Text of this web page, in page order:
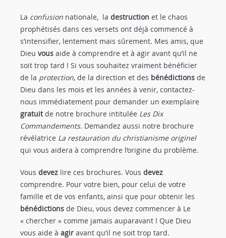
La confusion nationale, la destruction et le chaos
prophétisés dans ces versets ont déjà commencé à
s’intensifier, lentement mais sûrement. Mes amis, que
Dieu vous aide à comprendre et à agir avant qu’il ne
soit trop tard ! Si vous souhaitez vraiment bénéficier
de la protection, de la direction et des bénédictions de
Dieu dans les mois et les années à venir, contactez-
nous immédiatement pour demander un exemplaire
gratuitde notre brochure intitulée Les Dix
Commandements. Demandez aussi notre brochure
révélatrice La restauration du christianisme originel
qui vous aidera à comprendre l’origine du problème.
Vous devez lire ces brochures. Vous devez
comprendre. Pour votre bien, pour celui de votre
famille et de vos enfants, ainsi que pour obtenir les
bénédictions de Dieu, vous devez commencer à Le
« chercher » comme jamais auparavant ! Que Dieu
vous aide à agir avant qu’il ne soit trop tard.